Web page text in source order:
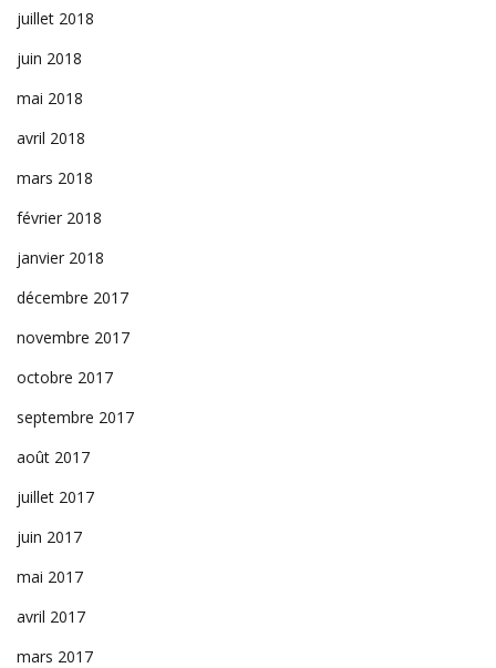
juillet 2018
juin 2018
mai 2018
avril 2018
mars 2018
février 2018
janvier 2018
décembre 2017
novembre 2017
octobre 2017
septembre 2017
août 2017
juillet 2017
juin 2017
mai 2017
avril 2017
mars 2017